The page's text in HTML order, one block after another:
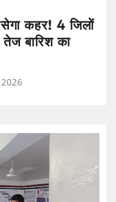
कहर! 4 जिलों
बारिश का